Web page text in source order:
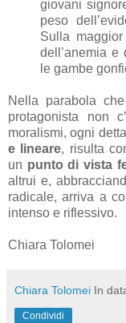
giovani
peso
Sulla
dell’anemia e
le gambe
Nella parabola
protagonista non
moralismi, ogni
e lineare, risulta
un punto di vista
altrui e,
radicale, arriva a
intenso e riflessivo.
Chiara Tolomei
Chiara Tolomei In
Condividi